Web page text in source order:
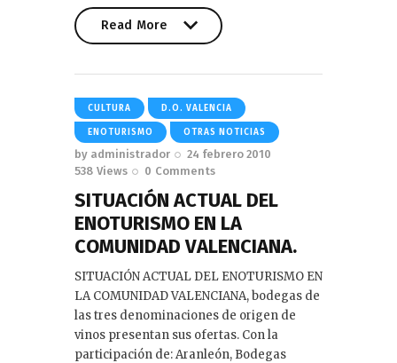
Read More
CULTURA D.O. VALENCIA
ENOTURISMO OTRAS NOTICIAS
by administrador
24 febrero 2010
538 Views 0 Comments
SITUACIÓN ACTUAL DEL
ENOTURISMO EN LA
COMUNIDAD VALENCIANA.
SITUACIÓN ACTUAL DEL ENOTURISMO EN
LA COMUNIDAD VALENCIANA, bodegas de
las tres denominaciones de origen de
vinos presentan sus ofertas. Con la
participación de: Aranleón, Bodegas